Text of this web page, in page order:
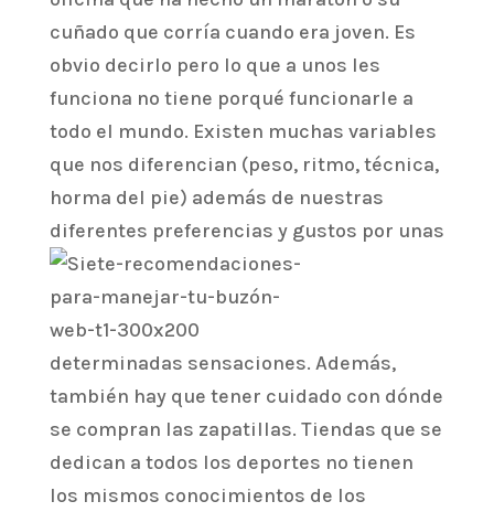
cuñado que corría cuando era joven. Es
obvio decirlo pero lo que a unos les
funciona no tiene porqué funcionarle a
todo el mundo. Existen muchas variables
que nos diferencian (peso, ritmo, técnica,
horma del pie) además de nuestras
diferentes preferencias y gustos por unas
determinadas sensaciones. Además,
también hay que tener cuidado con dónde
se compran las zapatillas. Tiendas que se
dedican a todos los deportes no tienen
los mismos conocimientos de los